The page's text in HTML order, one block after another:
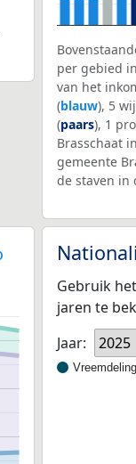
per gebied
van het
(blauw), 5
(paars), 1
Brasschaat
gemeente
de staven in
Gebruik
jaren te
Jaar:
2025